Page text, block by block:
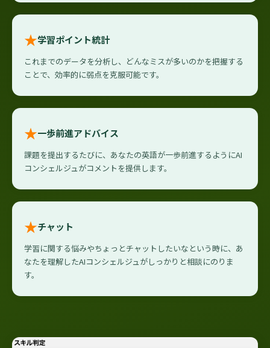
★学習ポイント統計
これまでのデータを分析し、どんなミスが多いのかを把握する
ことで、効率的に弱点を克服可能です。
★一歩前進アドバイス
課題を提出するたびに、あなたの英語が一歩前進するようにAI
コンシェルジュがコメントを提供します。
★チャット
学習に関する悩みやちょっとチャットしたいなという時に、あ
なたを理解したAIコンシェルジュがしっかりと相談にのりま
す。